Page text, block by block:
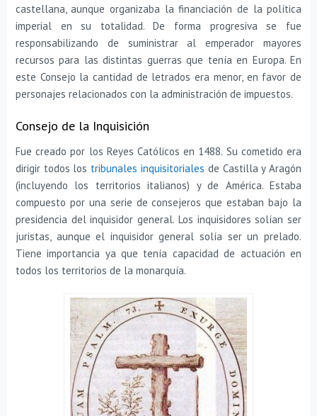
castellana, aunque organizaba la financiación de la política
imperial en su totalidad. De forma progresiva se fue
responsabilizando de suministrar al emperador mayores
recursos para las distintas guerras que tenía en Europa. En
este Consejo la cantidad de letrados era menor, en favor de
personajes relacionados con la administración de impuestos.
Consejo de la Inquisición
Fue creado por los Reyes Católicos en 1488. Su cometido era
dirigir todos los tribunales inquisitoriales de Castilla y Aragón
(incluyendo los territorios italianos) y de América. Estaba
compuesto por una serie de consejeros que estaban bajo la
presidencia del inquisidor general. Los inquisidores solían ser
juristas, aunque el inquisidor general solía ser un prelado.
Tiene importancia ya que tenía capacidad de actuación en
todos los territorios de la monarquía.